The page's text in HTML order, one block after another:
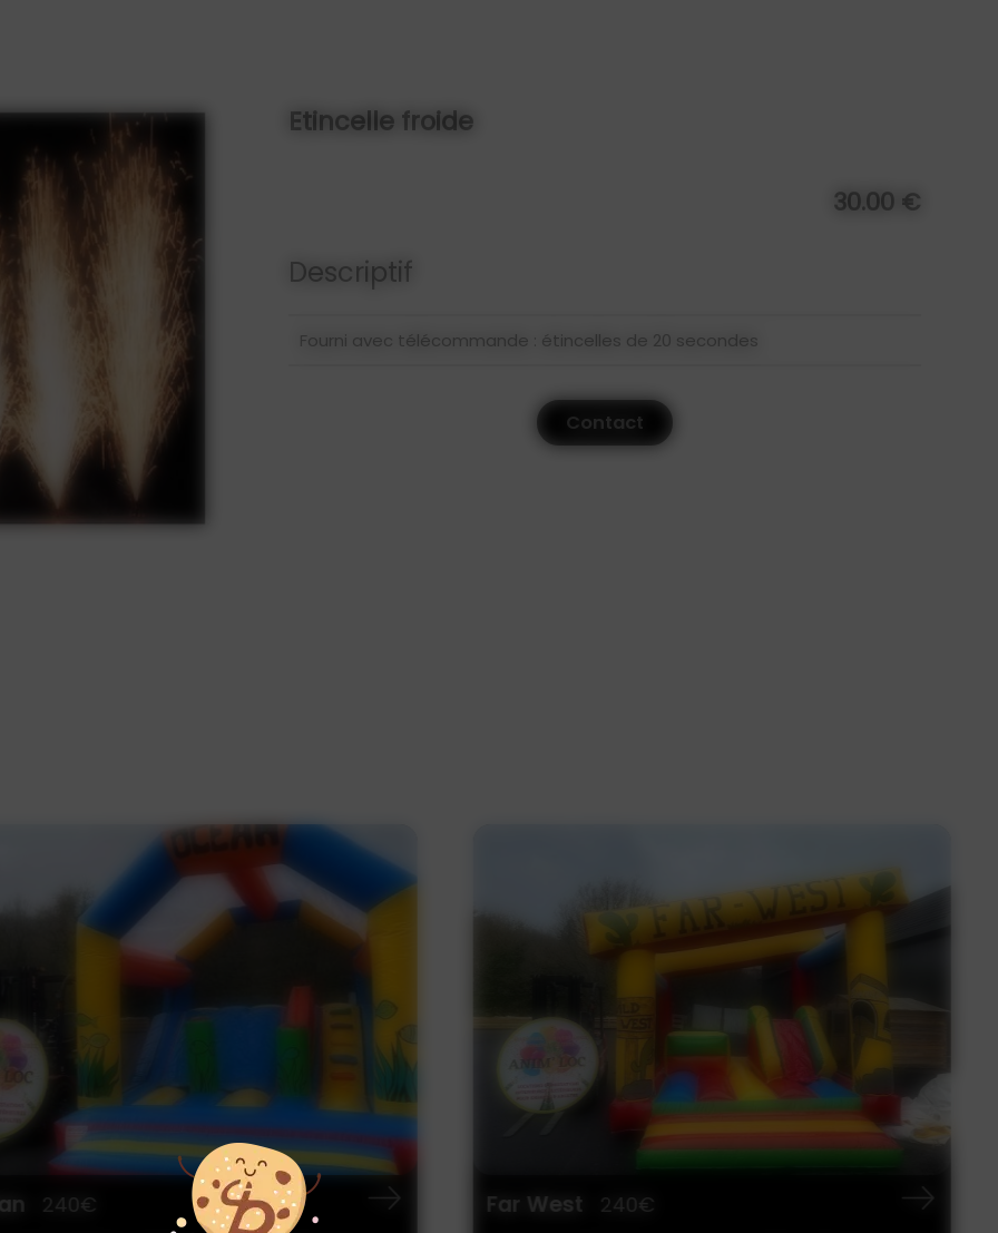
Etincelle froide
30.00 €
Descriptif
Fourni avec télécommande : étincelles de 20 secondes
Contact
240€ Far West 240€